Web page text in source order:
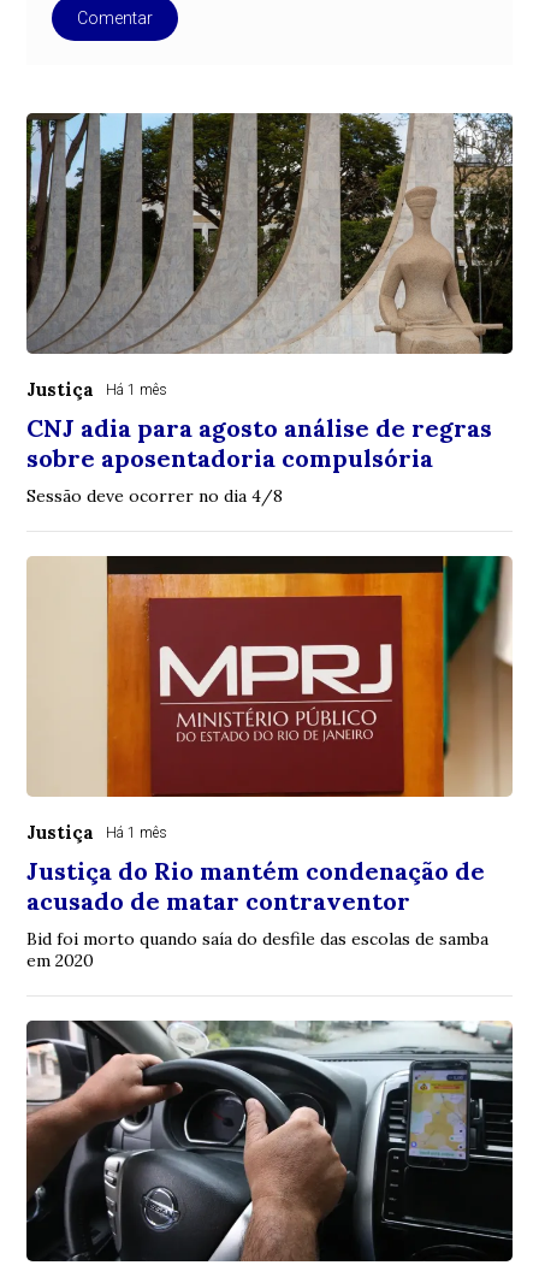
Comentar
Justiça Há 1 mês
CNJ adia para agosto análise de regras
sobre aposentadoria compulsória
Sessão deve ocorrer no dia 4/8
Justiça Há 1 mês
Justiça do Rio mantém condenação de
acusado de matar contraventor
Bid foi morto quando saía do desfile das escolas de samba
em 2020